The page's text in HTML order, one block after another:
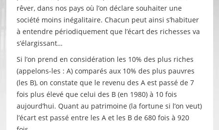
rêver, dans nos pays où l’on déclare souhaiter une
société moins inégalitaire. Chacun peut ainsi s’habituer
à entendre périodiquement que l’écart des richesses va
s’élargissant…
Si l’on prend en considération les 10% des plus riches
(appelons-les : A) comparés aux 10% des plus pauvres
(les B), on constate que le revenu des A est passé de 7
fois plus élevé que celui des B (en 1980) à 10 fois
aujourd’hui. Quant au patrimoine (la fortune si l’on veut)
l’écart est passé entre les A et les B de 680 fois à 920